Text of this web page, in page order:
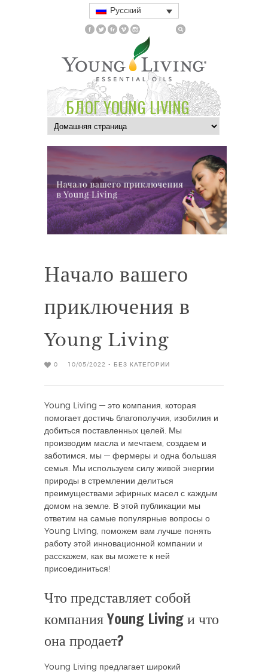
Русский
БЛОГ YOUNG LIVING
Начало вашего
приключения в
Young Living
0 10/05/2022 - БЕЗ КАТЕГОРИИ
Young Living — это компания, которая
помогает достичь благополучия, изобилия и
добиться поставленных целей. Мы
производим масла и мечтаем, создаем и
заботимся, мы — фермеры и одна большая
семья. Мы используем силу живой энергии
природы в стремлении делиться
преимуществами эфирных масел с каждым
домом на земле. В этой публикации мы
ответим на самые популярные вопросы о
Young Living, поможем вам лучше понять
работу этой инновационной компании и
расскажем, как вы можете к ней
присоединиться!
Что представляет собой
компания Young Living и что
она продает?
Young Living предлагает широкий